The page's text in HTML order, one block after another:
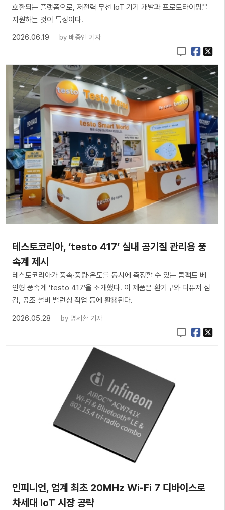
호환되는 플랫폼으로, 저전력 무선 IoT 기기 개발과 프로토타이핑을
지원하는 것이 특징이다.
2026.06.19
by 배종인 기자
테스토코리아, ‘testo 417’ 실내 공기질 관리용 풍
속계 제시
테스토코리아가 풍속·풍량·온도를 동시에 측정할 수 있는 콤팩트 베
인형 풍속계 ‘testo 417’을 소개했다. 이 제품은 환기구와 디퓨저 점
검, 공조 설비 밸런싱 작업 등에 활용된다.
2026.05.28
by 명세환 기자
인피니언, 업계 최초 20㎒ Wi-Fi 7 디바이스로
차세대 IoT 시장 공략